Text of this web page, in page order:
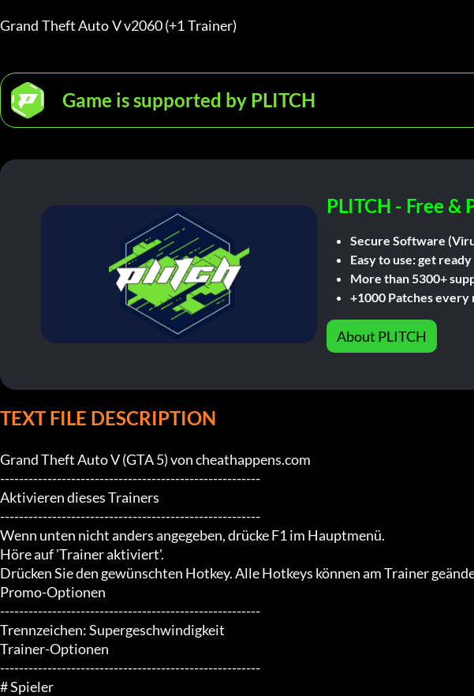
Grand Theft Auto V v2060 (+1 Trainer)
Game is supported by PLITCH
PLITCH - Free &
Secure Software
Easy to use: get
More than 5300+
+1000 Patches every
About PLITCH
TEXT FILE DESCRIPTION
Grand Theft Auto V (GTA 5) von cheathappens.com
-------------------------------------------------------
Aktivieren dieses Trainers
-------------------------------------------------------
Wenn unten nicht anders angegeben, drücke F1 im Hauptmenü.
Höre auf 'Trainer aktiviert'.
Drücken Sie den gewünschten Hotkey. Alle Hotkeys können am Trainer
Promo-Optionen
-------------------------------------------------------
Trennzeichen: Supergeschwindigkeit
Trainer-Optionen
-------------------------------------------------------
# Spieler